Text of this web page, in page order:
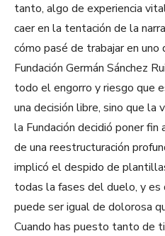
tanto, algo de experiencia
caer en la tentación de la
cómo pasé de trabajar en
Fundación Germán Sánchez
todo el engorro y riesgo que
una decisión libre, sino que la
la Fundación decidió poner
de una reestructuración
implicó el despido de
todas la fases del duelo, y es
puede ser igual de dolorosa
Cuando has puesto tanto de